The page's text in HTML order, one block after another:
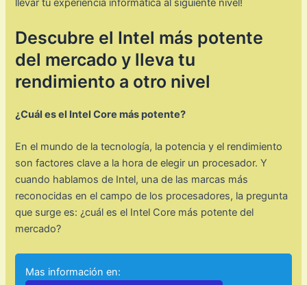
llevar tu experiencia informática al siguiente nivel!
Descubre el Intel más potente
del mercado y lleva tu
rendimiento a otro nivel
¿Cuál es el Intel Core más potente?
En el mundo de la tecnología, la potencia y el rendimiento
son factores clave a la hora de elegir un procesador. Y
cuando hablamos de Intel, una de las marcas más
reconocidas en el campo de los procesadores, la pregunta
que surge es: ¿cuál es el Intel Core más potente del
mercado?
Mas información en: